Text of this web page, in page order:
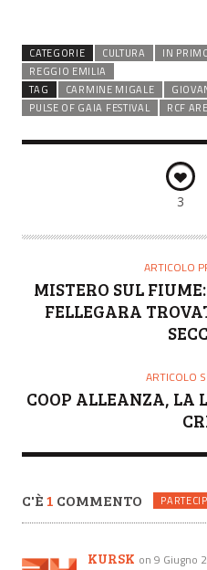
CATEGORIE CULTURA IN
REGGIO EMILIA
TAG
CARMINE MIGALE
PULSE OF GAIA FESTIVAL
RCF
3
ARTICOLO
MISTERO SUL
FELLEGARA
ARTICOLO
COOP ALLEANZA, LA
C'È1 COMMENTO
KURSK on 9 Giugno